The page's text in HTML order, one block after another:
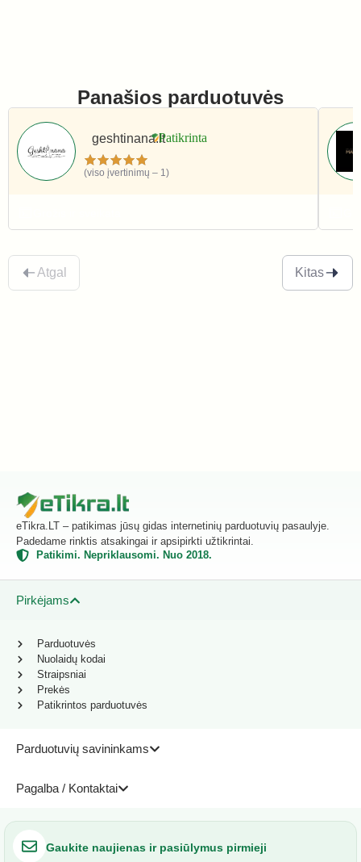
Panašios parduotuvės
geshtinana.lt
(viso įvertinimų – 1)
Atgal Kitas
eTikra.LT – patikimas jūsų gidas internetinių parduotuvių pasaulyje.
Padedame rinktis atsakingai ir apsipirkti užtikrintai.
Patikimi. Nepriklausomi. Nuo 2018.
Pirkėjams
Parduotuvių savininkams
Pagalba / Kontaktai
Parduotuvės
Nuolaidų kodai
Straipsniai
Prekės
Patikrintos parduotuvės
Gaukite naujienas ir pasiūlymus pirmieji